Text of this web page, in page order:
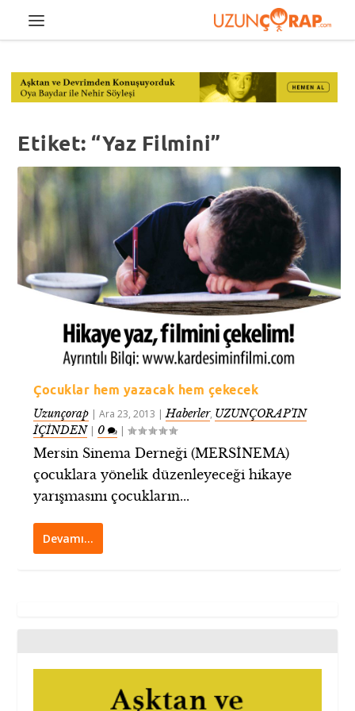
Etiket: “Yaz Filmini”
Çocuklar hem yazacak hem çekecek
Uzunçorap |Ara 23, 2013 |Haberler, UZUNÇORAP’IN
İÇİNDEN| 0 |
Mersin Sinema Derneği (MERSİNEMA)
çocuklara yönelik düzenleyeceği hikaye
yarışmasını çocukların...
Devamı…